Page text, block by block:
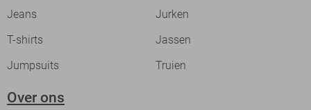
Jeans
Jurken
T-shirts
Jassen
Jumpsuits
Truien
Over ons